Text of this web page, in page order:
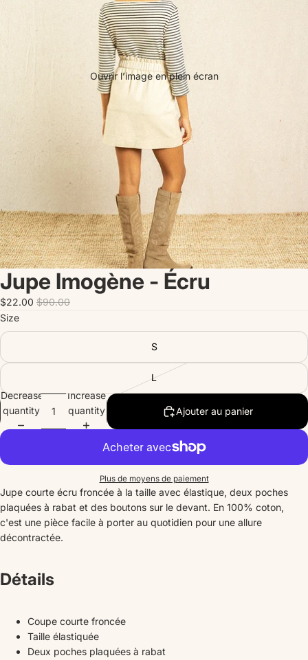
Ouvrir l’image en plein écran
Jupe Imogène - Écru
$22.00 $90.00
Size
S
L
Decrease
quantity
Increase
quantity
Ajouter au panier
Plus de moyens de paiement
Jupe courte écru froncée à la taille avec élastique, deux poches
plaquées à rabat et des boutons sur le devant. En 100% coton,
c'est une pièce facile à porter au quotidien pour une allure
décontractée.
Détails
Coupe courte froncée
Taille élastiquée
Deux poches plaquées à rabat